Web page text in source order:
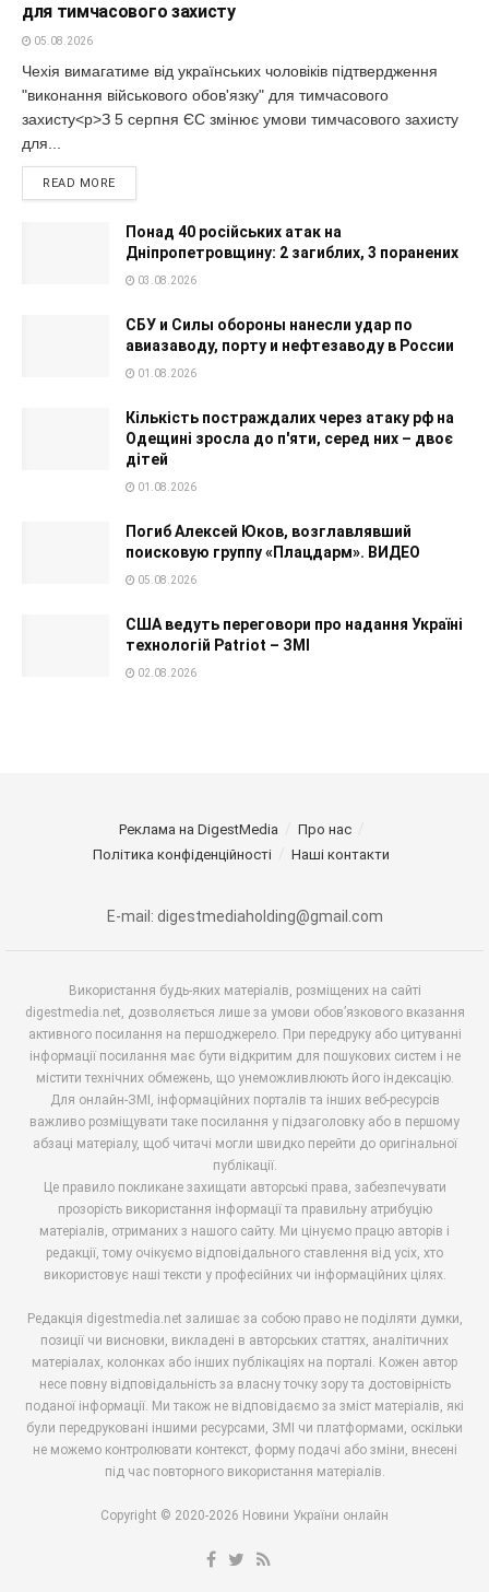
для тимчасового захисту
05.08.2026
Чехія вимагатиме від українських чоловіків підтвердження
"виконання військового обов'язку" для тимчасового
захисту<p>З 5 серпня ЄС змінює умови тимчасового захисту
для...
READ MORE
Понад 40 російських атак на
Дніпропетровщину: 2 загиблих, 3 поранених
03.08.2026
СБУ и Силы обороны нанесли удар по
авиазаводу, порту и нефтезаводу в России
01.08.2026
Кількість постраждалих через атаку рф на
Одещині зросла до п'яти, серед них – двоє
дітей
01.08.2026
Погиб Алексей Юков, возглавлявший
поисковую группу «Плацдарм». ВИДЕО
05.08.2026
США ведуть переговори про надання Україні
технологій Patriot – ЗМІ
02.08.2026
Реклама на DigestMedia
Про нас
Політика конфіденційності
Наші контакти
E-mail: digestmediaholding@gmail.com
Використання будь-яких матеріалів, розміщених на сайті
digestmedia.net, дозволяється лише за умови обов’язкового вказання
активного посилання на першоджерело. При передруку або цитуванні
інформації посилання має бути відкритим для пошукових систем і не
містити технічних обмежень, що унеможливлюють його індексацію.
Для онлайн-ЗМІ, інформаційних порталів та інших веб-ресурсів
важливо розміщувати таке посилання у підзаголовку або в першому
абзаці матеріалу, щоб читачі могли швидко перейти до оригінальної
публікації.
Це правило покликане захищати авторські права, забезпечувати
прозорість використання інформації та правильну атрибуцію
матеріалів, отриманих з нашого сайту. Ми цінуємо працю авторів і
редакції, тому очікуємо відповідального ставлення від усіх, хто
використовує наші тексти у професійних чи інформаційних цілях.
Редакція digestmedia.net залишає за собою право не поділяти думки,
позиції чи висновки, викладені в авторських статтях, аналітичних
матеріалах, колонках або інших публікаціях на порталі. Кожен автор
несе повну відповідальність за власну точку зору та достовірність
поданої інформації. Ми також не відповідаємо за зміст матеріалів, які
були передруковані іншими ресурсами, ЗМІ чи платформами, оскільки
не можемо контролювати контекст, форму подачі або зміни, внесені
під час повторного використання матеріалів.
Copyright © 2020-2026 Новини України онлайн